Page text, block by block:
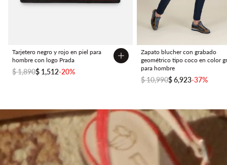
Tarjetero negro y rojo en piel para
hombre con logo Prada
$ 1,890$ 1,512-20%
Zapato blucher con grabado
geométrico tipo coco en color
para hombre
$ 10,990$ 6,923-37%